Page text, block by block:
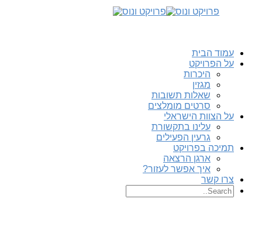
עמוד הבית
על הפרויקט
היכרות
מגזין
שאלות תשובות
סרטים מומלצים
על הצוות הישראלי
עלינו בתקשורת
גרעין הפעילים
תמיכה בפרויקט
ארגן הרצאה
איך אפשר לעזור?
צרו קשר